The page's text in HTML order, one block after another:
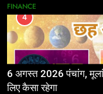
FINANCE
4
6 अगस्त 2026 पंचांग,
लिए कैसा रहेगा